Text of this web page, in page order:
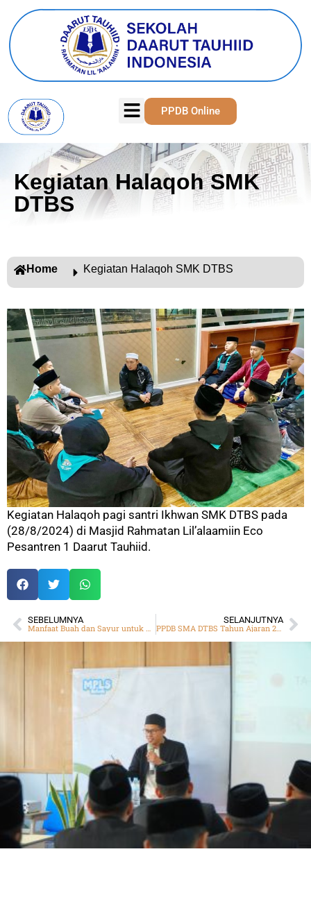
PPDB Online
Kegiatan Halaqoh SMK
DTBS
Home Kegiatan Halaqoh SMK DTBS
Kegiatan Halaqoh pagi santri Ikhwan SMK DTBS pada
(28/8/2024) di Masjid Rahmatan Lil’alaamiin Eco
Pesantren 1 Daarut Tauhiid.
SEBELUMNYA
Manfaat Buah dan Sayur untuk Kesehatan
SELANJUTNYA
PPDB SMA DTBS Tahun Ajaran 2025/2026 Telah Di buka, Ini Jadwalnya